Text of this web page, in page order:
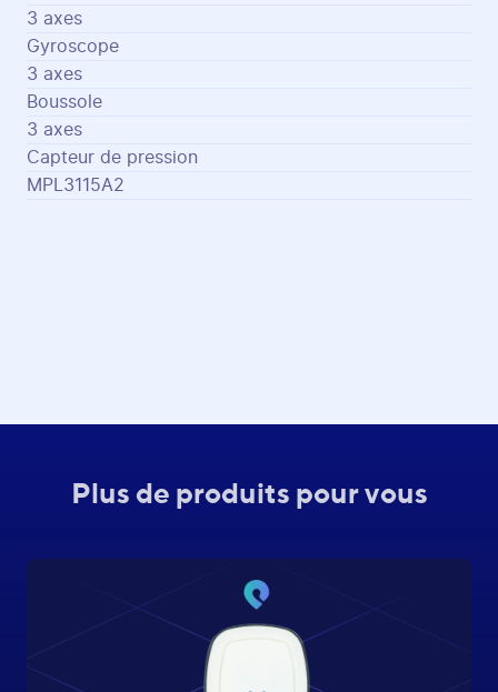
3 axes
Gyroscope
3 axes
Boussole
3 axes
Capteur de pression
MPL3115A2
Plus de produits pour vous